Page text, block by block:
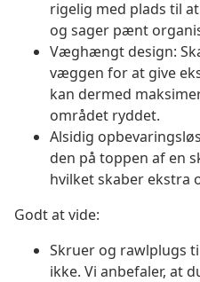
rigelig med plads til
og sager pænt
Væghængt design:
væggen for at give
kan dermed
området ryddet.
Alsidig
den på toppen af en
hvilket skaber ekstra
Godt at vide:
Skruer og rawlplugs
ikke. Vi anbefaler, at